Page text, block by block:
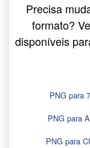
Precisa
formato?
disponíveis
PNG para
PNG para
PNG para